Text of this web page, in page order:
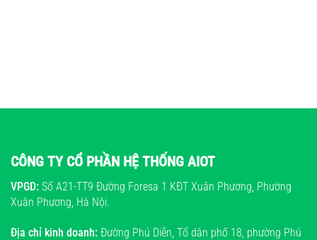
CÔNG TY CỔ PHẦN HỆ THỐNG AIOT
VPGD: Số A21-TT9 Đường Foresa 1 KĐT Xuân Phương, Phường
Xuân Phương, Hà Nội.
Địa chỉ kinh doanh: Đường Phú Diễn, Tổ dân phố 18, phường Phú